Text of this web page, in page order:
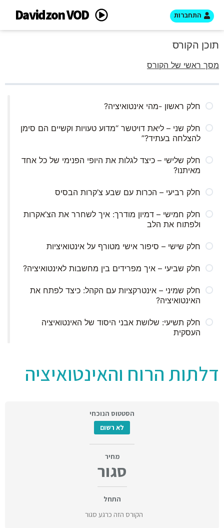
התחברות Davidzon VOD
תוכן הקורס
מסך ראשי של הקורס
חלק ראשון -מהי אינטואיציה?
חלק שני – ליאת דויטשר “מדוע טעויות וקשיים הם סימן
להצלחה בעתיד?”
חלק שלישי – כיצד לגלות את היופי הפנימי של כל אחד
מאיתנו?
חלק רביעי – הכרות עם שבע צ’קרות הבסיס
חלק חמישי – דמיון מודרך: איך לשחרר את הצ’אקרות
ולפתוח את הלב
חלק שישי – סיפור אישי מטורף על אינטואיציות
חלק שביעי – איך מפרידים בין מחשבות לאינטואיציה?
חלק שמיני – אינטרקציות עם הקהל: כיצד לפתח את
האינטואיציה?
חלק תשיעי: שלושת אבני היסוד של האינטואיציה
העסקית
דלתות הרוח והאינטואיציה
הסטטוס הנוכחי
לא רשום
מחיר
סגור
התחל
הקורס הזה כרגע סגור